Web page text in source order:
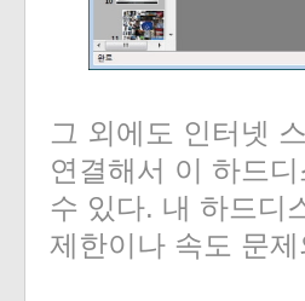
그 외에도 인터넷
연결해서 이 하드
수 있다. 내 하드디
제한이나 속도 문